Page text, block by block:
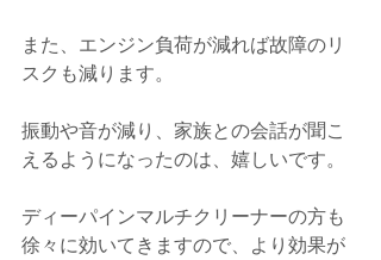
また、エンジン負荷が減れば故障のリ
スクも減ります。
振動や音が減り、家族との会話が聞こ
えるようになったのは、嬉しいです。
ディーパインマルチクリーナーの方も
徐々に効いてきますので、より効果が